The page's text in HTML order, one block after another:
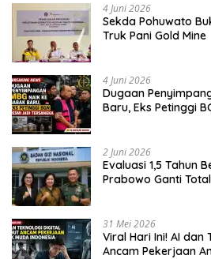
4 Juni 2026
Sekda Pohuwato
Truk Pani Gold Mine
4 Juni 2026
Dugaan
Baru, Eks Petinggi
2 Juni 2026
Evaluasi 1,5 Tahun
Prabowo Ganti
31 Mei 2026
Viral Hari Ini! AI dan
Ancam Pekerjaan